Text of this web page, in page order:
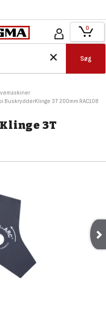
Søg
0
BuskrydderKlinge 3T 200mm RAC108
3T